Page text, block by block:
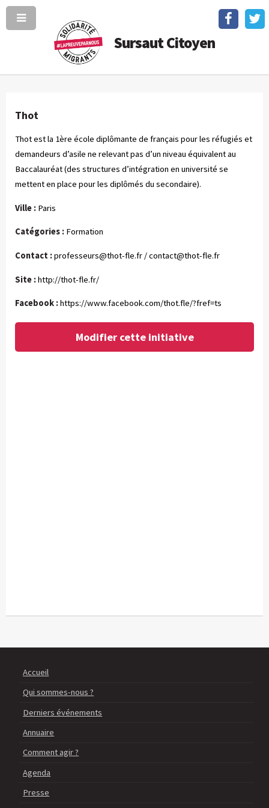
Sursaut Citoyen
Thot
Thot est la 1ère école diplômante de français pour les réfugiés et
demandeurs d’asile ne relevant pas d’un niveau équivalent au
Baccalauréat (des structures d’intégration en université se
mettent en place pour les diplômés du secondaire).
Ville : Paris
Catégories : Formation
Contact :professeurs@thot-fle.fr /contact@thot-fle.fr
Site :http://thot-fle.fr/
Facebook :https://www.facebook.com/thot.fle/?fref=ts
Modifier cette initiative
Accueil
Qui sommes-nous ?
Derniers événements
Annuaire
Comment agir ?
Agenda
Presse